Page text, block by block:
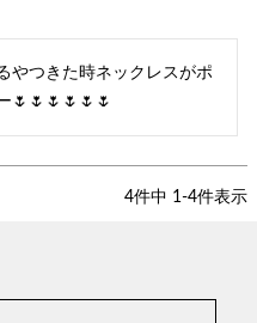
やつきた時ネックレスがポ
🌷🌷🌷🌷🌷🌷
4件中 1-4件表示